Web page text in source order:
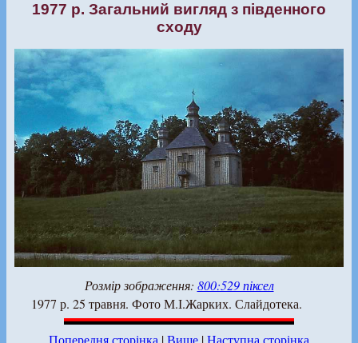
1977 р. Загальний вигляд з південного
сходу
Розмір зображення: 800:529 піксел
1977 р. 25 травня. Фото М.І.Жарких. Слайдотека.
Попередня сторінка |Вище |Наступна сторінка